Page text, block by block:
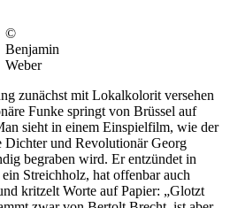
©
Benjamin
Weber
zunächst mit Lokalkolorit versehen
Funke springt von Brüssel auf
sieht in einem Einspielfilm, wie der
Dichter und Revolutionär Georg
begraben wird. Er entzündet in
Streichholz, hat offenbar auch
kritzelt Worte auf Papier: „Glotzt